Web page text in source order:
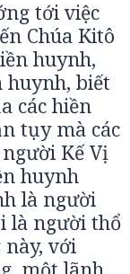
tới việc
Chúa Kitô
huynh,
huynh, biết
các hiền
tụy mà các
Kế Vị
huynh
là người
là người thổ
với